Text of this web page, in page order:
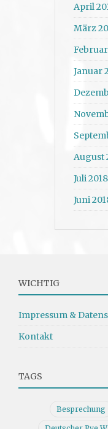
April
März
Februar
Januar
August
Juli 2018
Juni
WICHTIG
Impressum &
Kontakt
TAGS
Besprechung